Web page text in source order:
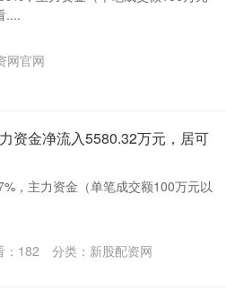
....
网官网
资金净流入5580.32万元，居可
，主力资金（单笔成交额100万元以
182 分类： 新股配资网